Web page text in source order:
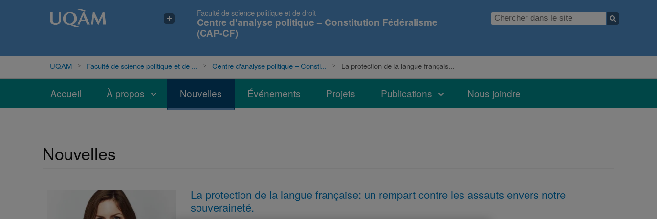
Faculté de science politique et de droit
Centre d'analyse politique – Constitution Fédéralisme
(CAP-CF)
UQAM Faculté de science politique et de ... Centre d'analyse politique – Consti... La protection de la langue français...
Accueil À propos Nouvelles Événements Projets Publications Nous joindre
Nouvelles
La protection de la langue française: un rempart contre les assauts envers notre
souveraineté.